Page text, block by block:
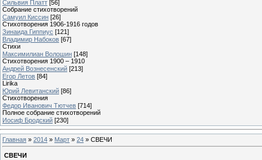
Сильвия Платт [56]
Собрание стихотворений
Самуил Киссин [26]
Стихотворения 1906-1916 годов
Зинаида Гиппиус [121]
Владимир Набоков [67]
Стихи
Максимилиан Волошин [148]
Стихотворения 1900 – 1910
Андрей Вознесенский [213]
Егор Летов [84]
Lirika
Юрий Левитанский [86]
Стихотворения
Федор Иванович Тютчев [714]
Полное собрание стихотворений
Иосиф Бродский [230]
Главная » 2014 » Март » 24 » СВЕЧИ
СВЕЧИ